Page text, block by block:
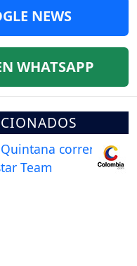
NEWS
WHATSAPP